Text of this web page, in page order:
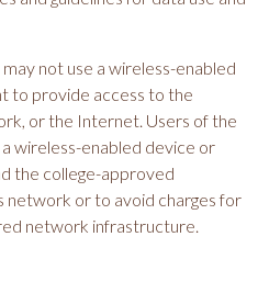
not use a wireless-enabled
to provide access to the
or the Internet. Users of the
wireless-enabled device or
the college-approved
network or to avoid charges for
network infrastructure.